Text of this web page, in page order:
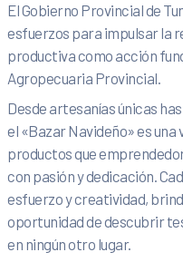
El Gobierno Provincial de
esfuerzos para impulsar la
productiva como acción
Agropecuaria Provincial.
Desde artesanías únicas
el «Bazar Navideño» es
productos que
con pasión y dedicación.
esfuerzo y creatividad,
oportunidad de descubrir
en ningún otro lugar.